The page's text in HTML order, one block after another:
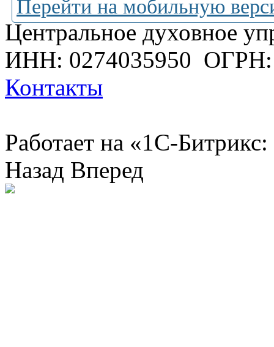
Перейти на мобильную
Центральное духовное
ИНН: 0274035950 ОГРН:
Контакты
Работает на «1С-
Назад Вперед